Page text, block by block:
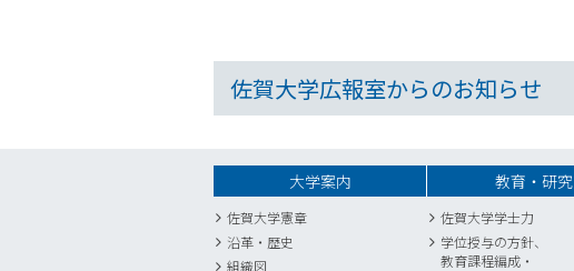
佐賀大学広報室からのお知らせ
大学案内
佐賀大学憲章
沿革・歴史
組織図
教育・研究
佐賀大学学士力
学位授与の方針、
教育課程編成・